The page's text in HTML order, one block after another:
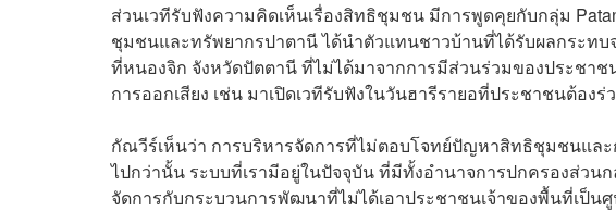
ส่วนเวทีรับฟังความคิดเห็นเรื่องสิทธิชุมชน มีการพูดคุยกับกลุ่ม
ชุมชนและทรัพยากรปาตานี ได้นำตัวแทนชาวบ้านที่ได้รับผลกระท
ที่หนองจิก จังหวัดปัตตานี ที่ไม่ได้มาจากการมีส่วนร่วมของประชา
การออกเสียง เช่น มาเปิดเวทีรับฟังในวันฮารีรายอที่ประชาชนต้อง
กัณวีร์เห็นว่า การบริหารจัดการที่ไม่ตอบโจทย์ปัญหาสิทธิชุมชนแล
ไปกว่านั้น ระบบที่เรามีอยู่ในปัจจุบัน ที่มีทั้งอำนาจการปกครองส่ว
จัดการกับกระบวนการพัฒนาที่ไม่ได้เอาประชาชนเจ้าของพื้นที่เป็น